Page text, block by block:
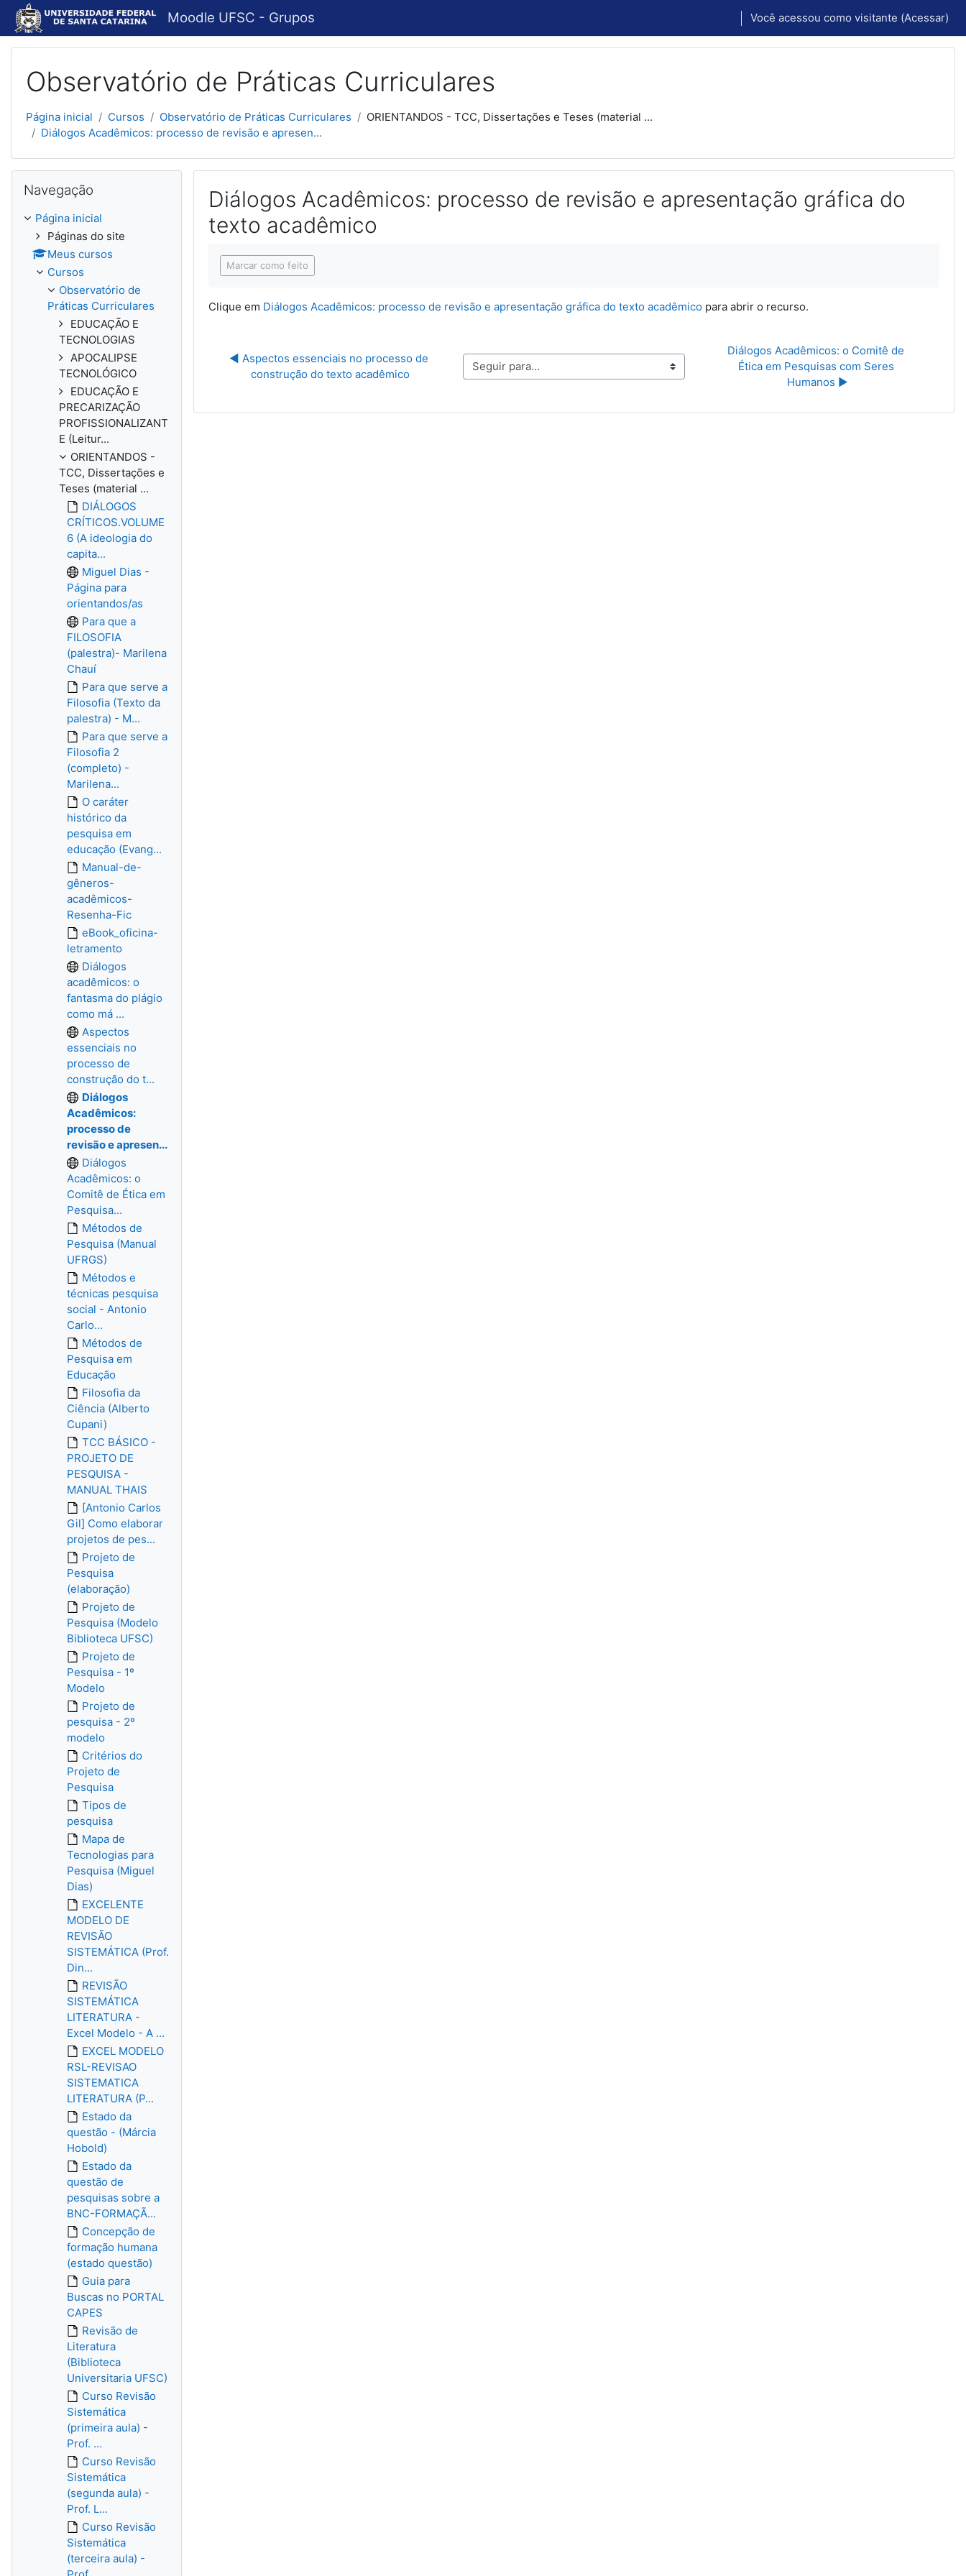
Ir para o conteúdo principal
Moodle UFSC - Grupos Você acessou como visitante (Acessar)
Observatório de Práticas Curriculares
Página inicial Cursos Observatório de Práticas Curriculares
ORIENTANDOS - TCC, Dissertações e Teses (material ...
Diálogos Acadêmicos: processo de revisão e apresen...
Diálogos Acadêmicos: processo de revisão e apresentação gráfica do
texto acadêmico
Marcar como feito
Clique em Diálogos Acadêmicos: processo de revisão e apresentação gráfica do texto acadêmicopara abrir o recurso.
◀︎ Aspectos essenciais no processo de
construção do texto acadêmico
Seguir para...
Diálogos Acadêmicos: o Comitê de
Ética em Pesquisas com Seres
Humanos ▶︎
Navegação
Página inicial
Páginas do site
Meus cursos
Cursos
Observatório de
Práticas Curriculares
EDUCAÇÃO E
TECNOLOGIAS
APOCALIPSE
TECNOLÓGICO
EDUCAÇÃO E
PRECARIZAÇÃO
PROFISSIONALIZANT
E (Leitur...
ORIENTANDOS -
TCC, Dissertações e
Teses (material ...
DIÁLOGOS
CRÍTICOS.VOLUME
6 (A ideologia do
capita...
Miguel Dias -
Página para
orientandos/as
Para que a
FILOSOFIA
(palestra)- Marilena
Chauí
Para que serve a
Filosofia (Texto da
palestra) - M...
Para que serve a
Filosofia 2
(completo) -
Marilena...
O caráter
histórico da
pesquisa em
educação (Evang...
Manual-de-
gêneros-
acadêmicos-
Resenha-Fic
eBook_oficina-
letramento
Diálogos
acadêmicos: o
fantasma do plágio
como má ...
Aspectos
essenciais no
processo de
construção do t...
Diálogos
Acadêmicos:
processo de
revisão e apresen...
Diálogos
Acadêmicos: o
Comitê de Ética em
Pesquisa...
Métodos de
Pesquisa (Manual
UFRGS)
Métodos e
técnicas pesquisa
social - Antonio
Carlo...
Métodos de
Pesquisa em
Educação
Filosofia da
Ciência (Alberto
Cupani)
TCC BÁSICO -
PROJETO DE
PESQUISA -
MANUAL THAIS
[Antonio Carlos
Gil] Como elaborar
projetos de pes...
Projeto de
Pesquisa
(elaboração)
Projeto de
Pesquisa (Modelo
Biblioteca UFSC)
Projeto de
Pesquisa - 1º
Modelo
Projeto de
pesquisa - 2º
modelo
Critérios do
Projeto de
Pesquisa
Tipos de
pesquisa
Mapa de
Tecnologias para
Pesquisa (Miguel
Dias)
EXCELENTE
MODELO DE
REVISÃO
SISTEMÁTICA (Prof.
Din...
REVISÃO
SISTEMÁTICA
LITERATURA -
Excel Modelo - A ...
EXCEL MODELO
RSL-REVISAO
SISTEMATICA
LITERATURA (P...
Estado da
questão - (Márcia
Hobold)
Estado da
questão de
pesquisas sobre a
BNC-FORMAÇÃ...
Concepção de
formação humana
(estado questão)
Guia para
Buscas no PORTAL
CAPES
Revisão de
Literatura
(Biblioteca
Universitaria UFSC)
Curso Revisão
Sistemática
(primeira aula) -
Prof. ...
Curso Revisão
Sistemática
(segunda aula) -
Prof. L...
Curso Revisão
Sistemática
(terceira aula) -